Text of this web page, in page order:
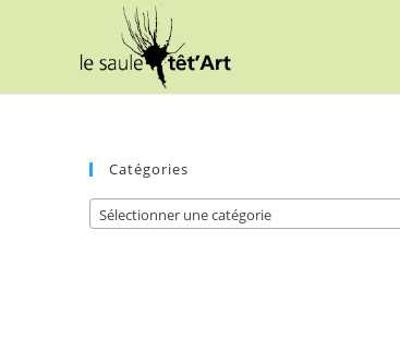
Catégories
Sélectionner une catégorie